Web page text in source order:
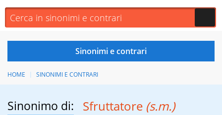
HOME SINONIMI E CONTRARI
Sinonimo di: Sfruttatore (s.m.)